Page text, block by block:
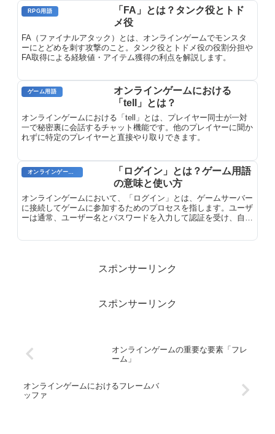
RPG用語
「FA」とは？タンク役とトド
メ役
FA（ファイナルアタック）とは、オンラインゲームでモンスタ
ーにとどめを刺す攻撃のこと。タンク役とトドメ役の役割分担や
FA取得による経験値・アイテム獲得の利点を解説します。
ゲーム用語
オンラインゲームにおける
「tell」とは？
オンラインゲームにおける「tell」とは、プレイヤー同士が一対
一で秘密裏に会話するチャット機能です。他のプレイヤーに聞か
れずに特定のプレイヤーと直接やり取りできます。
「ログイン」とは？ゲーム用語
の意味と使い方
オンラインゲームにおいて、「ログイン」とは、ゲームサーバー
に接続してゲームに参加するためのプロセスを指します。ユーザ
ーは通常、ユーザー名とパスワードを入力して認証を受け、自分
スポンサーリンク
スポンサーリンク
オンラインゲームの重要な要素「フレ
ーム」
オンラインゲームにおけるフレームバ
ッファ